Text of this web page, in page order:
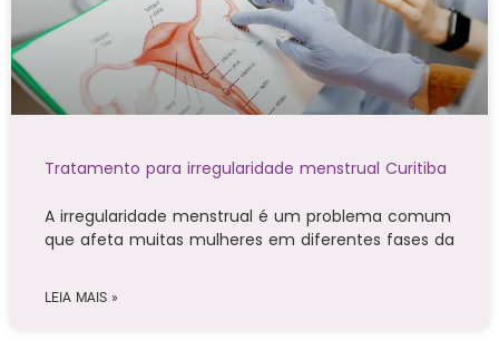
Tratamento para irregularidade menstrual Curitiba
A irregularidade menstrual é um problema comum
que afeta muitas mulheres em diferentes fases da
LEIA MAIS »